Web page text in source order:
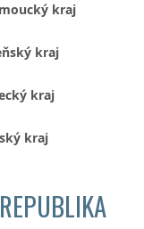
kraj
kraj
kraj
kraj